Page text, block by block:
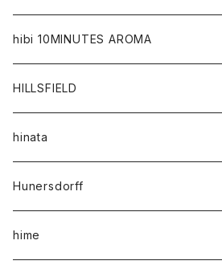
hibi 10MINUTES AROMA
HILLSFIELD
hinata
Hunersdorff
hime